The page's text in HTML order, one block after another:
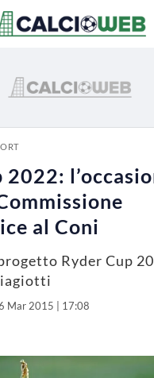
2022:
al Coni
Ryder Cup
Mar 2015 | 17:08